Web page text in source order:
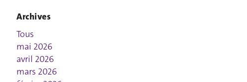
Archives
Tous
mai 2026
avril 2026
mars 2026